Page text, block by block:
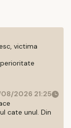
victima
2026 21:25
cate unul. Din